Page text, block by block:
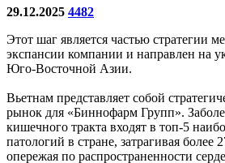
29.12.2025 4482
Этот шаг является частью стратегии
экспансии компании и направлен на
Юго-Восточной Азии.
Вьетнам представляет собой
рынок для «Биннофарм Групп».
кишечного тракта входят в топ-5
патологий в стране, затрагивая более
опережая по распространенности